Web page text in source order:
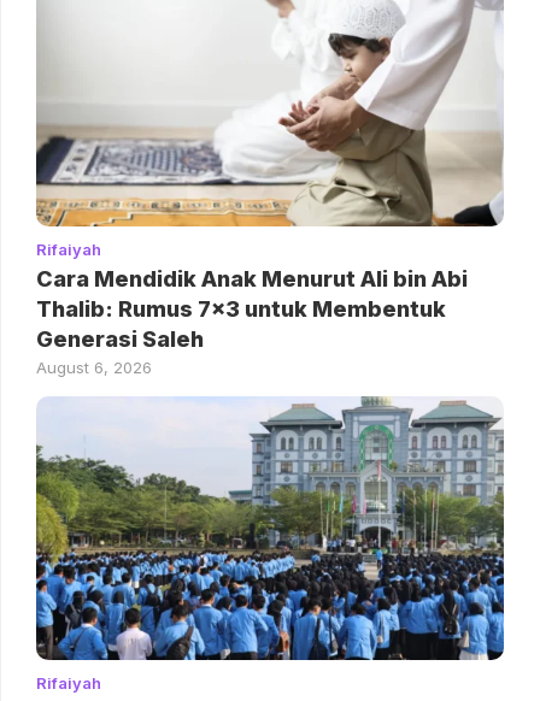
Rifaiyah
Cara Mendidik Anak Menurut Ali bin Abi
Thalib: Rumus 7×3 untuk Membentuk
Generasi Saleh
August 6, 2026
Rifaiyah